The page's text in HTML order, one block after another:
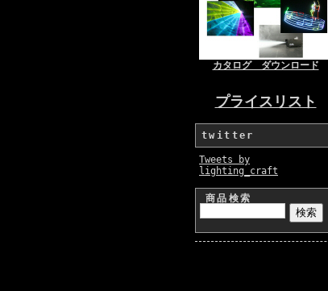
カタログ ダウンロード
プライスリスト
twitter
Tweets by
lighting_craft
商品検索